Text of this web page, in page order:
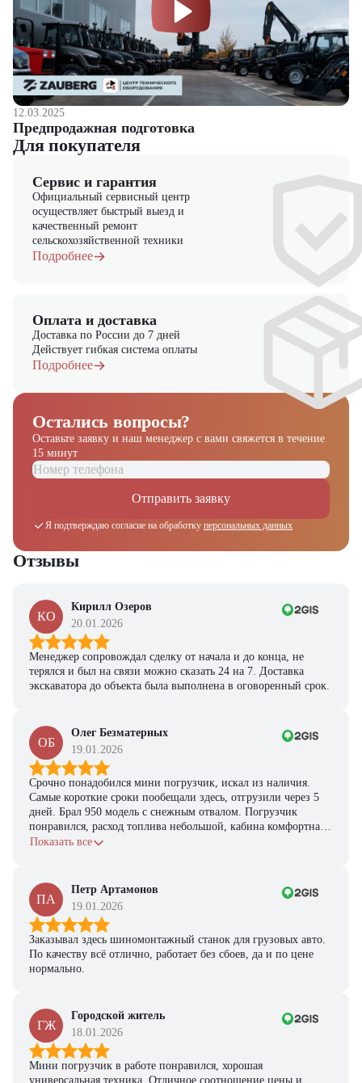
12.03.2025
Предпродажная подготовка
Для покупателя
Сервис и гарантия
Официальный сервисный центр
осуществляет быстрый выезд и
качественный ремонт
сельскохозяйственной техники
Подробнее
Оплата и доставка
Доставка по России до 7 дней
Действует гибкая система оплаты
Подробнее
Остались вопросы?
Оставьте заявку и наш менеджер с вами свяжется в течение
15 минут
Отправить заявку
Я подтверждаю согласие на обработку персональных данных
Отзывы
КО
Кирилл Озеров
20.01.2026
Менеджер сопровождал сделку от начала и до конца, не
терялся и был на связи можно сказать 24 на 7. Доставка
экскаватора до объекта была выполнена в оговоренный срок.
ОБ
Олег Безматерных
19.01.2026
Срочно понадобился мини погрузчик, искал из наличия.
Самые короткие сроки пообещали здесь, отгрузили через 5
дней. Брал 950 модель с снежным отвалом. Погрузчик
понравился, расход топлива небольшой, кабина комфортная,
с задачами справляется.
Показать все
ПА
Петр Артамонов
19.01.2026
Заказывал здесь шиномонтажный станок для грузовых авто.
По качеству всё отлично, работает без сбоев, да и по цене
нормально.
ГЖ
Городской житель
18.01.2026
Мини погрузчик в работе понравился, хорошая
универсальная техника. Отличное соотношение цены и